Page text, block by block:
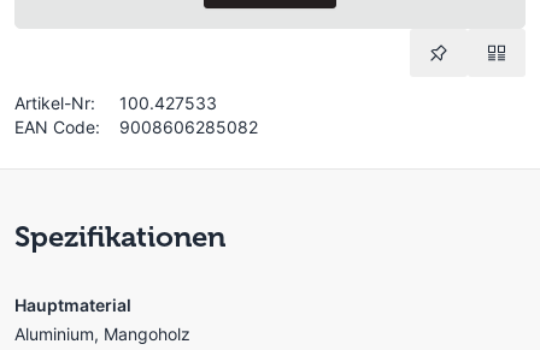
Artikel-Nr:
100.427533
EAN Code:
9008606285082
Spezifikationen
Hauptmaterial
Aluminium, Mangoholz